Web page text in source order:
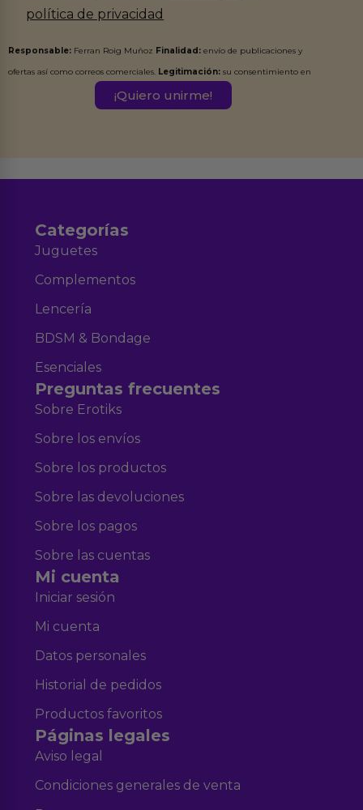
política de privacidad
Responsable: Ferran Roig Muñoz Finalidad: envío de publicaciones y
ofertas así como correos comerciales. Legitimación: su consentimiento en
Destinatarios:Ferran Roig Muñoz. Podrás ejercer tus
Categorías
Juguetes
Complementos
Lencería
BDSM & Bondage
Esenciales
Preguntas frecuentes
Sobre Erotiks
Sobre los envíos
Sobre los productos
Sobre las devoluciones
Sobre los pagos
Sobre las cuentas
Mi cuenta
Iniciar sesión
Mi cuenta
Datos personales
Historial de pedidos
Productos favoritos
Páginas legales
Aviso legal
Condiciones generales de venta